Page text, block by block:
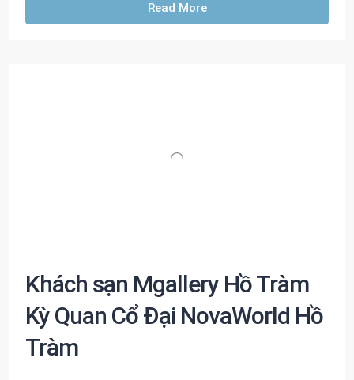
Read More
Khách sạn Mgallery Hồ Tràm
Kỳ Quan Cổ Đại NovaWorld Hồ
Tràm